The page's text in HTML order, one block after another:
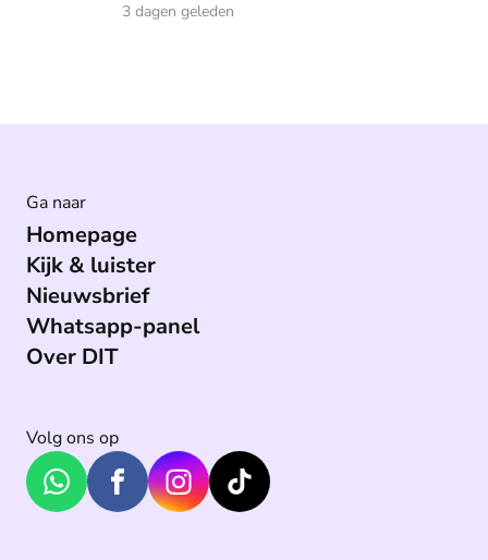
3 dagen geleden
Ga naar
Homepage
Kijk & luister
Nieuwsbrief
Whatsapp-panel
Over DIT
Volg ons op